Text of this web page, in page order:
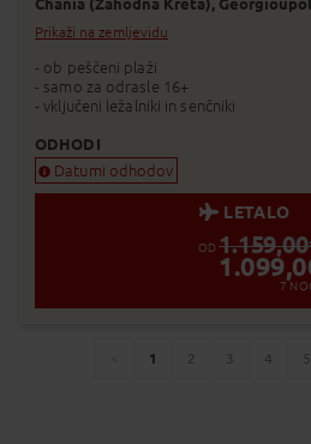
Prikaži na zemljevidu
- ob peščeni plaži
- samo za odrasle 16+
- vključeni ležalniki in senčniki
ODHODI
Datumi odhodov
LETALO
OD1.159,00
7
You're
1
page
2
page
3 4 5